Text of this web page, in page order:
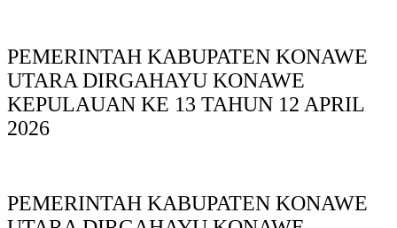
PEMERINTAH KABUPATEN KONAWE
UTARA DIRGAHAYU KONAWE
KEPULAUAN KE 13 TAHUN 12 APRIL
2026
PEMERINTAH KABUPATEN KONAWE